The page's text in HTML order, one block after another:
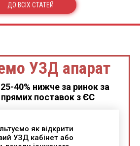
ДО ВСІХ СТАТЕЙ
УЗД апарат
40% нижче за ринок за
прямих поставок з ЄС
як відкрити
УЗД кабінет або